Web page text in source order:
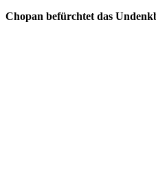
Chopan befürchtet das